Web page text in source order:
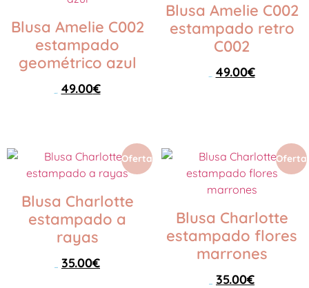
Blusa Amelie C002
estampado
geométrico azul
49.00€
Blusa Amelie C002
estampado retro
C002
49.00€
Oferta
Blusa Charlotte
estampado a
rayas
35.00€
Oferta
Blusa Charlotte
estampado flores
marrones
35.00€